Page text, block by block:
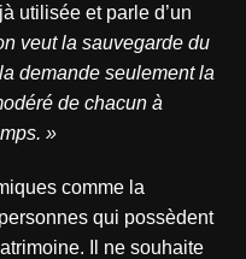
utilisée et parle d’un
veut la sauvegarde du
demande seulement la
de chacun à
»
comme la
qui possèdent
Il ne souhaite